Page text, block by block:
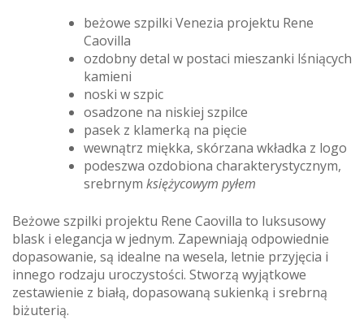
beżowe szpilki Venezia projektu Rene
Caovilla
ozdobny detal w postaci mieszanki lśniących
kamieni
noski w szpic
osadzone na niskiej szpilce
pasek z klamerką na pięcie
wewnątrz miękka, skórzana wkładka z logo
podeszwa ozdobiona charakterystycznym,
srebrnym księżycowym pyłem
Beżowe szpilki projektu Rene Caovilla to luksusowy
blask i elegancja w jednym. Zapewniają odpowiednie
dopasowanie, są idealne na wesela, letnie przyjęcia i
innego rodzaju uroczystości. Stworzą wyjątkowe
zestawienie z białą, dopasowaną sukienką i srebrną
biżuterią.